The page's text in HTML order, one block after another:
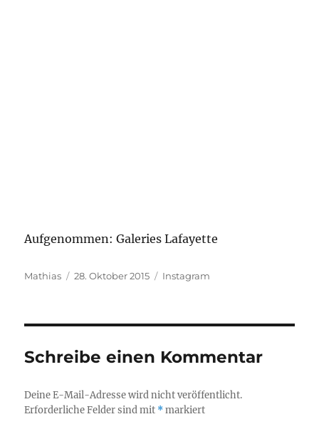
Aufgenommen: Galeries Lafayette
Autor
Mathias
Veröffentlicht
28. Oktober 2015 Kategorien
Instagram
Schreibe einen Kommentar
Deine E-Mail-Adresse wird nicht veröffentlicht.
Erforderliche Felder sind mit *markiert